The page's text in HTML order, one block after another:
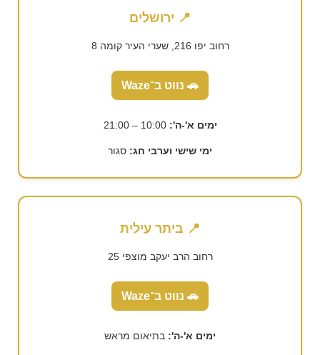
📍 ירושלים
רחוב יפו 216, שערי העיר קומה 8
🚗 נווט ב־Waze
ימים א'-ה': 10:00 – 21:00
ימי שישי וערבי חג: סגור
📍 ביתר עילית
רחוב הרב יעקב מוצפי 25
🚗 נווט ב־Waze
ימים א'-ה': בתיאום מראש